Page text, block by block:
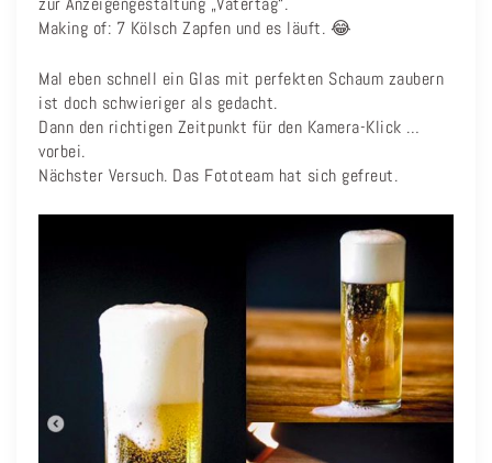
Making of: 7 Kölsch Zapfen und es läuft. 😂
Mal eben schnell ein Glas mit perfekten Schaum zaubern
ist doch schwieriger als gedacht.
Dann den richtigen Zeitpunkt für den Kamera-Klick …
vorbei.
Nächster Versuch. Das Fototeam hat sich gefreut.